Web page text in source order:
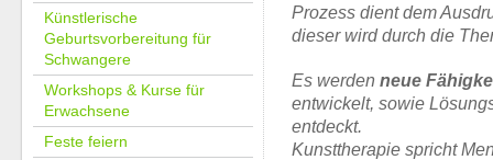
Künstlerische
Geburtsvorbereitung für
Schwangere
Workshops & Kurse für
Erwachsene
Feste feiern
Prozess dient dem
dieser wird durch die
Es werden neue
entwickelt, sowie
entdeckt.
Kunsttherapie spricht